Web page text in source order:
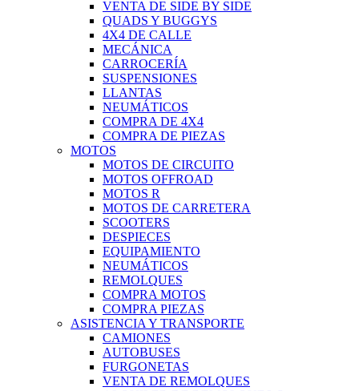
VENTA DE SIDE BY SIDE
QUADS Y BUGGYS
4X4 DE CALLE
MECÁNICA
CARROCERÍA
SUSPENSIONES
LLANTAS
NEUMÁTICOS
COMPRA DE 4X4
COMPRA DE PIEZAS
MOTOS
MOTOS DE CIRCUITO
MOTOS OFFROAD
MOTOS R
MOTOS DE CARRETERA
SCOOTERS
DESPIECES
EQUIPAMIENTO
NEUMÁTICOS
REMOLQUES
COMPRA MOTOS
COMPRA PIEZAS
ASISTENCIA Y TRANSPORTE
CAMIONES
AUTOBUSES
FURGONETAS
VENTA DE REMOLQUES